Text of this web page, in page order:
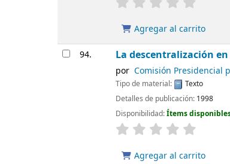
Agregar al carrito
94. La descentralización
por Comisión Presidencial
Tipo de material:
Texto
Detalles de publicación: 1998
Disponibilidad:Ítems
Agregar al carrito